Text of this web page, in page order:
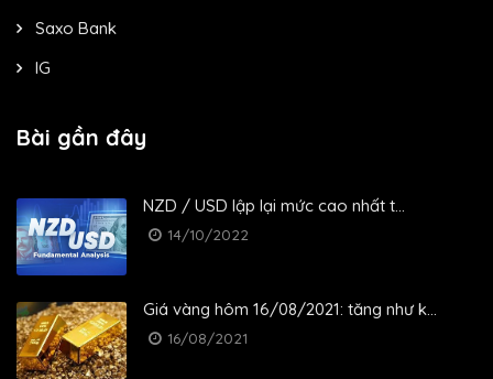
Saxo Bank
IG
Bài gần đây
NZD / USD lập lại mức cao nhất t...
14/10/2022
Giá vàng hôm 16/08/2021: tăng như k...
16/08/2021